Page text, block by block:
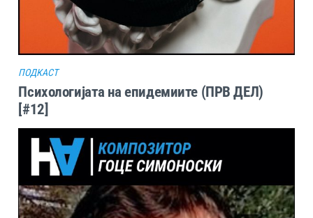
ПОДКАСТ
Психологијата на епидемиите (ПРВ ДЕЛ)
[#12]